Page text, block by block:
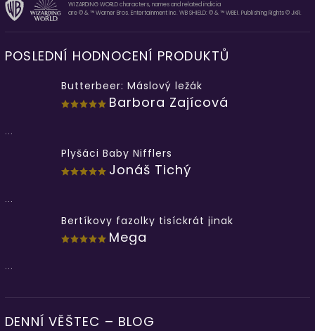
WIZARDING WORLD characters, names and related indicia
are © & ™ Warner Bros. Entertainment Inc. WB SHIELD: © & ™ WBEI. Publishing Rights © JKR.
POSLEDNÍ HODNOCENÍ PRODUKTŮ
Butterbeer: Máslový ležák
Barbora Zajícová
...
Plyšáci Baby Nifflers
Jonáš Tichý
...
Bertíkovy fazolky tisíckrát jinak
Mega
...
DENNÍ VĚŠTEC – BLOG